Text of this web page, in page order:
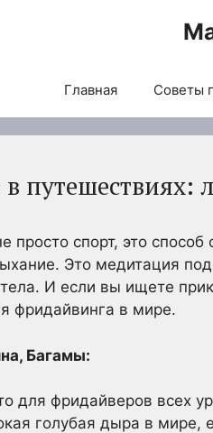
Главная Советы
путешествиях:
просто спорт, это
Это медитация
И если вы ищете
фридайвинга в мире.
Багамы:
для фридайверов всех
голубая дыра в мире,